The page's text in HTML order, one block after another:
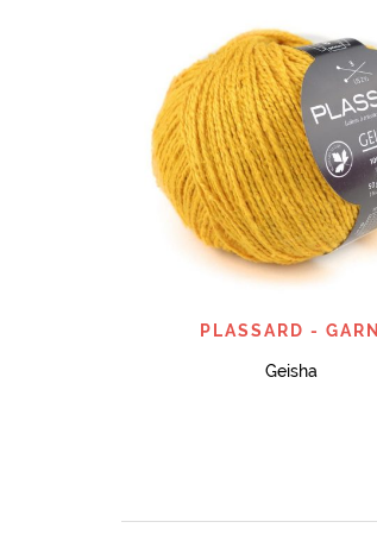
SNABBTITT
PLASSARD - GARN
Geisha